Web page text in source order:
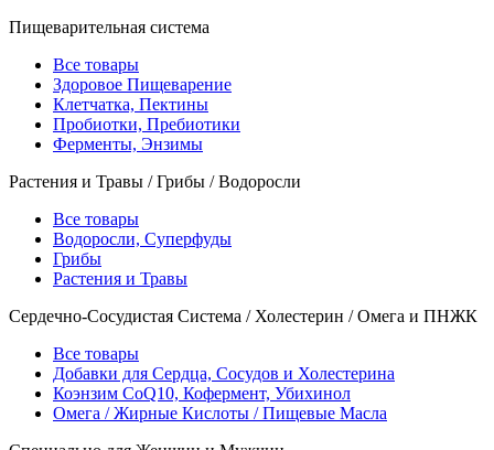
Пищеварительная система
Все товары
Здоровое Пищеварение
Клетчатка, Пектины
Пробиотки, Пребиотики
Ферменты, Энзимы
Растения и Травы / Грибы / Водоросли
Все товары
Водоросли, Суперфуды
Грибы
Растения и Травы
Сердечно-Сосудистая Система / Холестерин / Омега и ПНЖК
Все товары
Добавки для Сердца, Сосудов и Холестерина
Коэнзим CoQ10, Кофермент, Убихинол
Омега / Жирные Кислоты / Пищевые Масла